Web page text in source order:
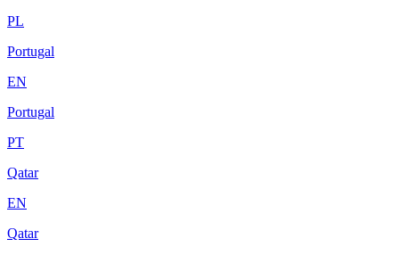
PL
Portugal
EN
Portugal
PT
Qatar
EN
Qatar